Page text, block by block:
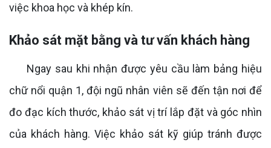
việc khoa học và khép kín.
Khảo sát mặt bằng và tư vấn khách hàng
Ngay sau khi nhận được yêu cầu làm bảng hiệu
chữ nổi quận 1, đội ngũ nhân viên sẽ đến tận nơi để
đo đạc kích thước, khảo sát vị trí lắp đặt và góc nhìn
của khách hàng. Việc khảo sát kỹ giúp tránh được